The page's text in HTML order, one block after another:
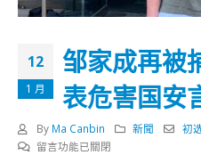
12
1 月
邹家成再被
表危害国安
By Ma Canbin 新聞 初
在
留言功能已關閉